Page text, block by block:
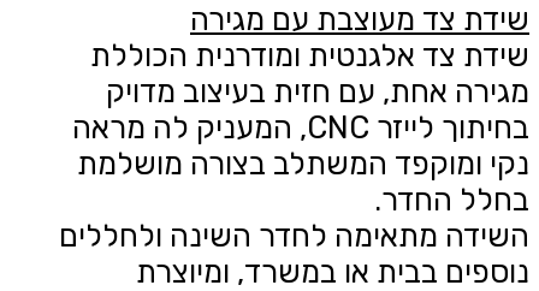
שידת צד מעוצבת עם מגירה
שידת צד אלגנטית ומודרנית הכוללת
מגירה אחת, עם חזית בעיצוב מדויק
בחיתוך לייזר CNC, המעניק לה מראה
נקי ומוקפד המשתלב בצורה מושלמת
בחלל החדר.
השידה מתאימה לחדר השינה ולחללים
נוספים בבית או במשרד, ומיוצרת